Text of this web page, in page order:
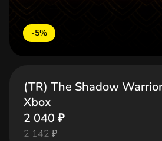
-5%
(TR) The Shadow
Xbox
2 040 ₽
2 142 ₽